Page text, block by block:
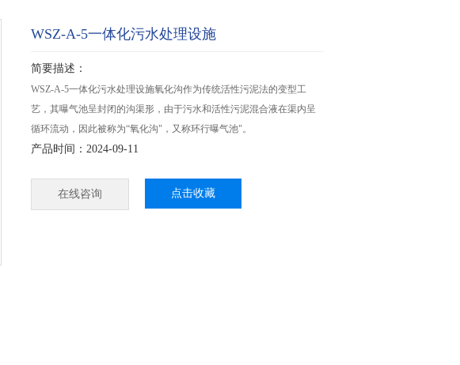
WSZ-A-5一体化污水处理设施
简要描述：
WSZ-A-5一体化污水处理设施氧化沟作为传统活性污泥法的变型工
艺，其曝气池呈封闭的沟渠形，由于污水和活性污泥混合液在渠内呈
循环流动，因此被称为“氧化沟"，又称环行曝气池"。
产品时间：2024-09-11
在线咨询 点击收藏